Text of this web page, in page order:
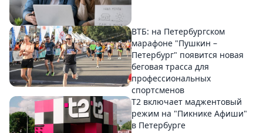
ВТБ: на Петербургском
марафоне "Пушкин –
Петербург" появится новая
беговая трасса для
профессиональных
спортсменов
Т2 включает маджентовый
режим на "Пикнике Афиши"
в Петербурге